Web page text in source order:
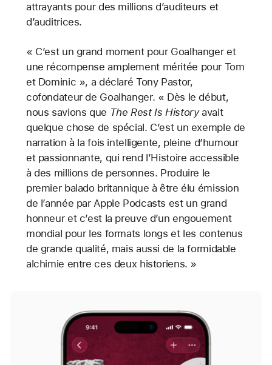
attrayants pour des millions d’auditeurs et
d’auditrices.
« C’est un grand moment pour Goalhanger et
une récompense amplement méritée pour Tom
et Dominic », a déclaré Tony Pastor,
cofondateur de Goalhanger. « Dès le début,
nous savions que The Rest Is Historyavait
quelque chose de spécial. C’est un exemple de
narration à la fois intelligente, pleine d’humour
et passionnante, qui rend l’Histoire accessible
à des millions de personnes. Produire le
premier balado britannique à être élu émission
de l’année par Apple Podcasts est un grand
honneur et c’est la preuve d’un engouement
mondial pour les formats longs et les contenus
de grande qualité, mais aussi de la formidable
alchimie entre ces deux historiens. »